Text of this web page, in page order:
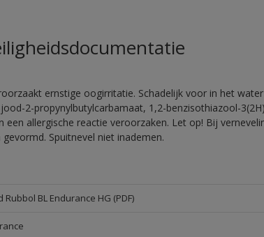
ernstige oogirritatie. Schadelijk voor in het
2-propynylbutylcarbamaat, 1,2-benzisothiazool-
een allergische reactie veroorzaken. Let op! Bij
Spuitnevel niet inademen.
BL Endurance HG (PDF)